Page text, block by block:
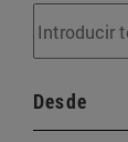
Desde